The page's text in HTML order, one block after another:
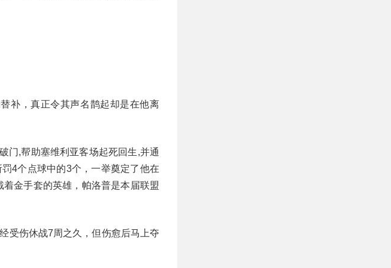
补，真正令其声名鹊起却是在他离
门,帮助塞维利亚客场起死回生,并通
4个点球中的3个，一举奠定了他在
金手套的英雄，帕洛普是本届联盟
受伤休战7周之久，但伤愈后马上夺